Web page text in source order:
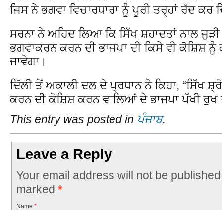
ਜਿਸ ਨੇ ਭਗਵਾ ਵਿਚਾਰਧਾਰਾ ਨੂੰ ਪੂਰੀ ਤਰ੍ਹਾਂ ਰੱਦ ਕਰ
ਸਰਨਾ ਨੇ ਅਹਿਦ ਲਿਆ ਕਿ ਸਿੱਖ ਸ਼ਹਾਦਤਾਂ ਨਾਲ
ਭਗਵਾਕਰਨ ਕਰਨ ਦੀ ਭਾਜਪਾ ਦੀ ਕਿਸੇ ਵੀ ਕੋਸ਼ਿਸ਼ ਨੂੰ
ਜਾਵੇਗਾ।
ਦਿੱਲੀ ਤੋਂ ਅਕਾਲੀ ਦਲ ਦੇ ਪ੍ਰਧਾਨ ਨੇ ਕਿਹਾ, “ਸਿੱਖ
ਕਰਨ ਦੀ ਕੋਸ਼ਿਸ਼ ਕਰਨ ਵਾਲਿਆਂ ਦੇ ਭਾਜਪਾ ਪੱਖੀ ਰੁਖ
This entry was posted in ਪੰਜਾਬ.
Leave a Reply
Your email address will not be
marked *
Name *